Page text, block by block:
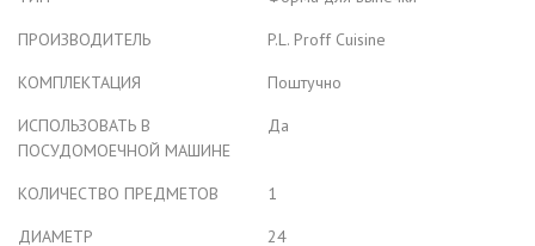
ПРОИЗВОДИТЕЛЬ
P.L. Proff Cuisine
КОМПЛЕКТАЦИЯ
Поштучно
ИСПОЛЬЗОВАТЬ В
ПОСУДОМОЕЧНОЙ МАШИНЕ
Да
КОЛИЧЕСТВО ПРЕДМЕТОВ
1
ДИАМЕТР
24